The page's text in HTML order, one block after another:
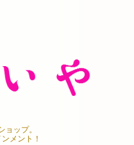
ップ。
メント！